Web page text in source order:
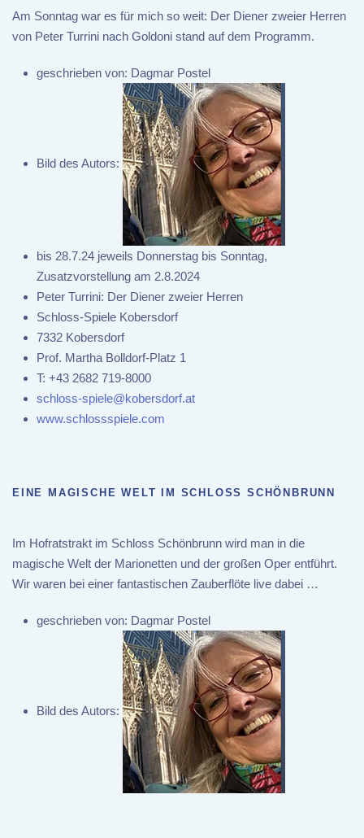
Am Sonntag war es für mich so weit: Der Diener zweier Herren
von Peter Turrini nach Goldoni stand auf dem Programm.
geschrieben von: Dagmar Postel
Bild des Autors:
bis 28.7.24 jeweils Donnerstag bis Sonntag,
Zusatzvorstellung am 2.8.2024
Peter Turrini: Der Diener zweier Herren
Schloss-Spiele Kobersdorf
7332 Kobersdorf
Prof. Martha Bolldorf-Platz 1
T: +43 2682 719-8000
schloss-spiele@kobersdorf.at
www.schlossspiele.com
EINE MAGISCHE WELT IM SCHLOSS SCHÖNBRUNN
Im Hofratstrakt im Schloss Schönbrunn wird man in die
magische Welt der Marionetten und der großen Oper entführt.
Wir waren bei einer fantastischen Zauberflöte live dabei …
geschrieben von: Dagmar Postel
Bild des Autors: